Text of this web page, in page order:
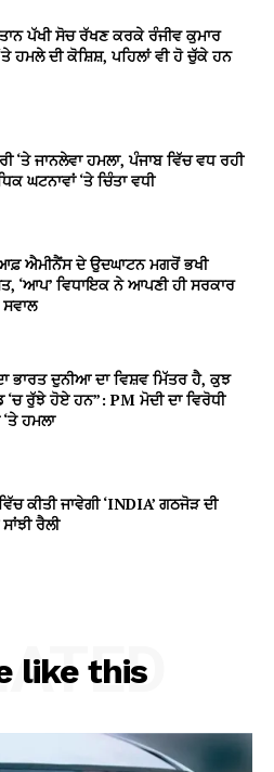
ਪੱਖੀ ਸੋਚ ਰੱਖਣ ਕਰਕੇ ਰੰਜੀਵ ਕੁਮਾਰ
ਹਮਲੇ ਦੀ ਕੋਸ਼ਿਸ਼, ਪਹਿਲਾਂ ਵੀ ਹੋ ਚੁੱਕੇ ਹਨ
‘ਤੇ ਜਾਨਲੇਵਾ ਹਮਲਾ, ਪੰਜਾਬ ਵਿੱਚ ਵਧ ਰਹੀ
ਘਟਨਾਵਾਂ ‘ਤੇ ਚਿੰਤਾ ਵਧੀ
ਐਮੀਨੈਂਸ ਦੇ ਉਦਘਾਟਨ ਮਗਰੋਂ ਭਖੀ
‘ਆਪ’ ਵਿਧਾਇਕ ਨੇ ਆਪਣੀ ਹੀ ਸਰਕਾਰ
ਭਾਰਤ ਦੁਨੀਆ ਦਾ ਵਿਸ਼ਵ ਮਿੱਤਰ ਹੈ, ਕੁਝ
ਰੁੱਝੇ ਹੋਏ ਹਨ”: PM ਮੋਦੀ ਦਾ ਵਿਰੋਧੀ
ਹਮਲਾ
ਕੀਤੀ ਜਾਵੇਗੀ ‘INDIA’ ਗਠਜੋੜ ਦੀ
ਰੈਲੀ
like this